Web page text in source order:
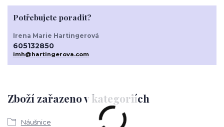
Zboží zařazeno v kategoriích
Náušnice
Potřebujete poradit?
Irena Marie Hartingerová
605132850
imh@hartingerova.com